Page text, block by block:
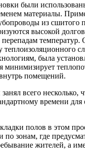
были
материалы.
из сшитого
высокой
температур.
теплоизоляционного
была
минимизирует
помещений.
всего несколько,
времени
полов в этом
по зонам, где
жителей, а